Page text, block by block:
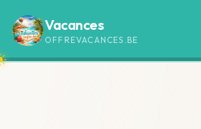
Vacances
OFFREVACANCES.BE